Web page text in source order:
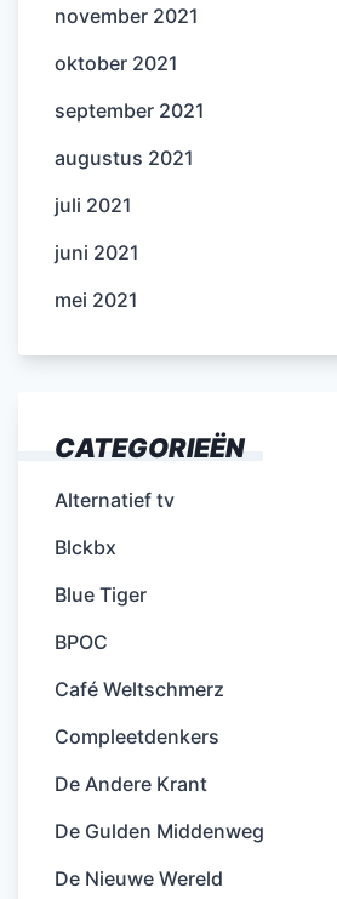
november 2021
oktober 2021
september 2021
augustus 2021
juli 2021
juni 2021
mei 2021
CATEGORIEËN
Alternatief tv
Blckbx
Blue Tiger
BPOC
Café Weltschmerz
Compleetdenkers
De Andere Krant
De Gulden Middenweg
De Nieuwe Wereld